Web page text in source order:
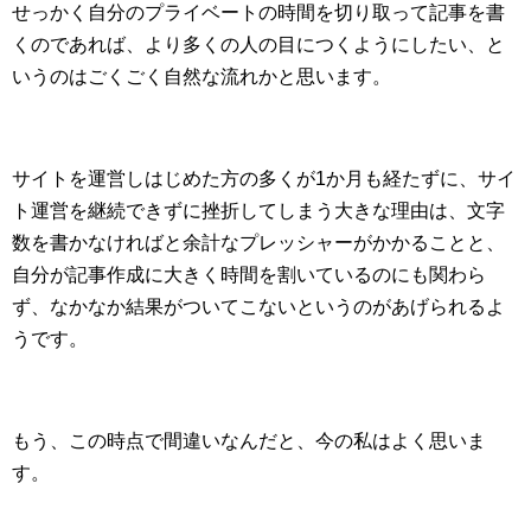
せっかく自分のプライベートの時間を切り取って記事を書
くのであれば、より多くの人の目につくようにしたい、と
いうのはごくごく自然な流れかと思います。
サイトを運営しはじめた方の多くが1か月も経たずに、サイ
ト運営を継続できずに挫折してしまう大きな理由は、文字
数を書かなければと余計なプレッシャーがかかることと、
自分が記事作成に大きく時間を割いているのにも関わら
ず、なかなか結果がついてこないというのがあげられるよ
うです。
もう、この時点で間違いなんだと、今の私はよく思いま
す。